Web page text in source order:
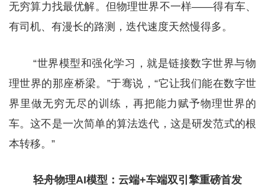
无穷算力找最优解。但物理世界不一样——得有车、
有司机、有漫长的路测，迭代速度天然慢得多。
“世界模型和强化学习，就是链接数字世界与物
理世界的那座桥梁。”于骞说，“它让我们能在数字世
界里做无穷无尽的训练，再把能力赋予物理世界的
车。这不是一次简单的算法迭代，这是研发范式的根
本转移。”
轻舟物理AI模型：云端+车端双引擎重磅首发